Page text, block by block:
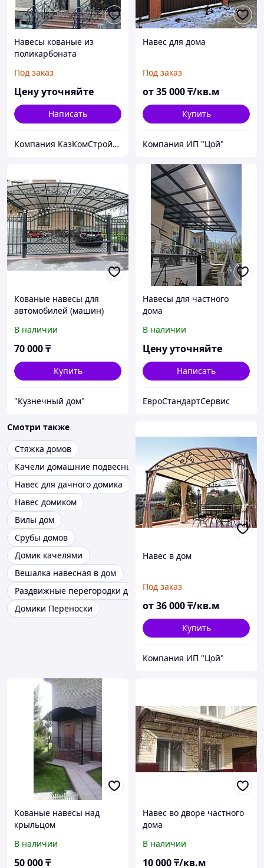
Навесы кованые из
поликарбоната
Под заказ
Цену уточняйте
Написать
Компания КазКомСтройАнгар
Навес для дома
Под заказ
от35 000₸/кв.м
Купить
Компания ИП "Цой"
Кованые навесы для
автомобилей (машин)
В наличии
70 000₸
Купить
"Кузнечный дом"
Навесы для частного
дома
В наличии
Цену уточняйте
Написать
ЕвроСтандартСервис
Смотри также
Стяжка домов
Качели домашние подвесные
Навес для дачного домика
Навес домиком
Вилы дом
Срубы домов
Домик качелями
Вешалка навесная в дом
Раздвижные перегородки дома
Домики Переноски
Навес в дом
Под заказ
от36 000₸/кв.м
Купить
Компания ИП "Цой"
Кованые навесы над
крыльцом
В наличии
50 000₸
Навес во дворе частного
дома
В наличии
10 000₸/кв.м